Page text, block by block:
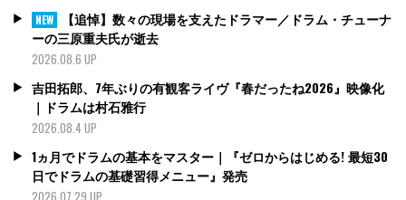
NEW
【追悼】数々の現場を支えたドラマー／ドラム・チューナ
ーの三原重夫氏が逝去
2026.08.6 UP
吉田拓郎、7年ぶりの有観客ライヴ『春だったね2026』映像化
｜ドラムは村石雅行
2026.08.4 UP
1ヵ月でドラムの基本をマスター｜『ゼロからはじめる! 最短30
日でドラムの基礎習得メニュー』発売
2026.07.29 UP